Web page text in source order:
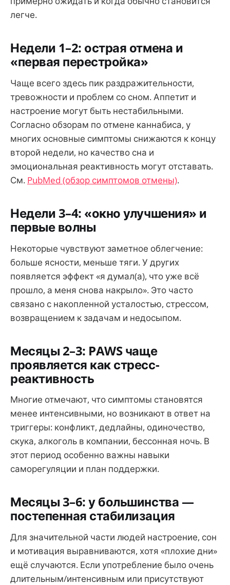
легче.
Недели 1–2: острая отмена и
«первая перестройка»
Чаще всего здесь пик раздражительности,
тревожности и проблем со сном. Аппетит и
настроение могут быть нестабильными.
Согласно обзорам по отмене каннабиса, у
многих основные симптомы снижаются к концу
второй недели, но качество сна и
эмоциональная реактивность могут отставать.
См. PubMed (обзор симптомов отмены).
Недели 3–4: «окно улучшения» и
первые волны
Некоторые чувствуют заметное облегчение:
больше ясности, меньше тяги. У других
появляется эффект «я думал(а), что уже всё
прошло, а меня снова накрыло». Это часто
связано с накопленной усталостью, стрессом,
возвращением к задачам и недосыпом.
Месяцы 2–3: PAWS чаще
проявляется как стресс-
реактивность
Многие отмечают, что симптомы становятся
менее интенсивными, но возникают в ответ на
триггеры: конфликт, дедлайны, одиночество,
скука, алкоголь в компании, бессонная ночь. В
этот период особенно важны навыки
саморегуляции и план поддержки.
Месяцы 3–6: у большинства —
постепенная стабилизация
Для значительной части людей настроение, сон
и мотивация выравниваются, хотя «плохие дни»
ещё случаются. Если употребление было очень
длительным/интенсивным или присутствуют